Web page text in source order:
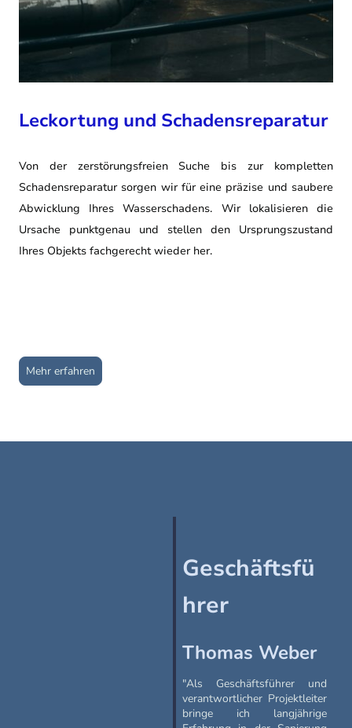
Leckortung und Schadensreparatur
Von der zerstörungsfreien Suche bis zur kompletten
Schadensreparatur sorgen wir für eine präzise und saubere
Abwicklung Ihres Wasserschadens. Wir lokalisieren die
Ursache punktgenau und stellen den Ursprungszustand
Ihres Objekts fachgerecht wieder her.
Mehr erfahren
Geschäftsfü
hrer
Thomas Weber
"Als Geschäftsführer und
verantwortlicher Projektleiter
bringe ich langjährige